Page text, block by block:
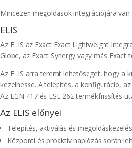
Mindezen megoldások integrációjára van
ELIS
Az ELIS az Exact Exact Lightweight
Globe, az Exact Synergy vagy más
Az ELIS arra teremt lehetőséget, hogy a
kezelhesse. A telepítés, a konfiguráció,
Az EGN 417 és ESE 262 termékfrissítés
Az ELIS előnyei
Telepítés, aktiválás és
Központi és proaktív naplózás során